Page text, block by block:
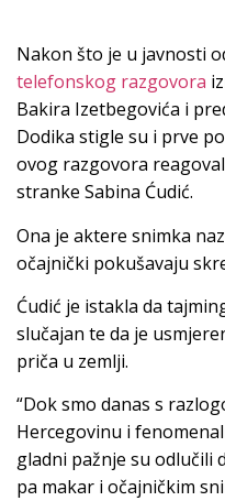
Nakon što je u javnosti
telefonskog razgovora
Bakira Izetbegovića i
Dodika stigle su i prve
ovog razgovora
stranke Sabina Ćudić.
Ona je aktere snimka
očajnički pokušavaju
Ćudić je istakla da
slučajan te da je
priča u zemlji.
“Dok smo danas s
Hercegovinu i
gladni pažnje su odlučili
pa makar i očajničkim